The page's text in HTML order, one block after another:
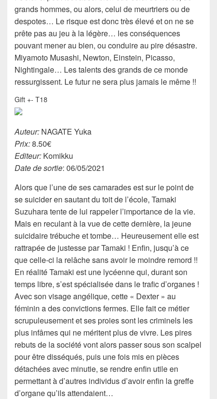
grands hommes, ou alors, celui de meurtriers ou de
despotes… Le risque est donc très élevé et on ne se
prête pas au jeu à la légère… les conséquences
pouvant mener au bien, ou conduire au pire désastre.
Miyamoto Musashi, Newton, Einstein, Picasso,
Nightingale… Les talents des grands de ce monde
ressurgissent. Le futur ne sera plus jamais le même !!
Gift +- T18
Auteur: NAGATE Yuka
Prix:8.50€
Editeur: Komikku
Date de sortie: 06/05/2021
Alors que l’une de ses camarades est sur le point de
se suicider en sautant du toit de l’école, Tamaki
Suzuhara tente de lui rappeler l’importance de la vie.
Mais en reculant à la vue de cette dernière, la jeune
suicidaire trébuche et tombe… Heureusement elle est
rattrapée de justesse par Tamaki ! Enfin, jusqu’à ce
que celle-ci la relâche sans avoir le moindre remord !!
En réalité Tamaki est une lycéenne qui, durant son
temps libre, s’est spécialisée dans le trafic d’organes !
Avec son visage angélique, cette « Dexter » au
féminin a des convictions fermes. Elle fait ce métier
scrupuleusement et ses proies sont les criminels les
plus infâmes qui ne méritent plus de vivre. Les pires
rebuts de la société vont alors passer sous son scalpel
pour être disséqués, puis une fois mis en pièces
détachées avec minutie, se rendre enfin utile en
permettant à d’autres individus d’avoir enfin la greffe
d’organe qu’ils attendaient…